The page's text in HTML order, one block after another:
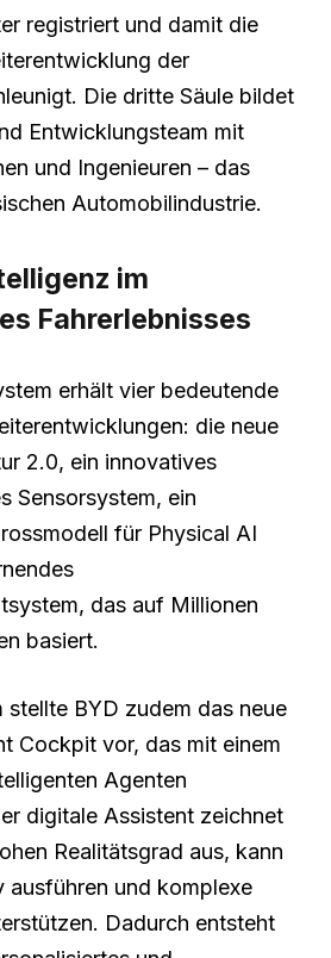
registriert und damit die
der
Die dritte Säule bildet
Entwicklungsteam mit
und Ingenieuren – das
Automobilindustrie.
im
Fahrerlebnisses
erhält vier bedeutende
die neue
2.0, ein innovatives
Sensorsystem, ein
für Physical AI
das auf Millionen
basiert.
stellte BYD zudem das neue
Cockpit vor, das mit einem
Agenten
digitale Assistent zeichnet
Realitätsgrad aus, kann
und komplexe
Dadurch entsteht